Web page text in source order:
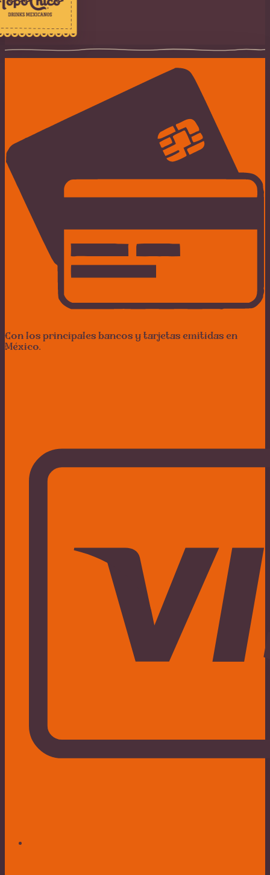
Con los principales bancos y tarjetas emitidas en
México.